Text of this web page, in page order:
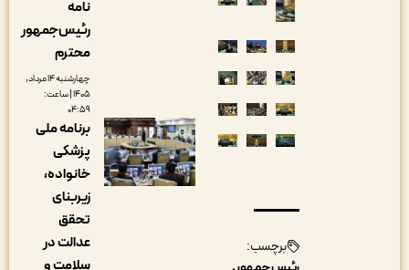
برچسب:
رئیس‌جمهور
چهارشنبه ۱۴ مرداد,
۱۴۰۵ | ساعت:
برنامه ملی
پزشکی
خانواده،
عدالت در
سلامت و